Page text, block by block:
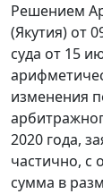
Решением
(Якутия) от
суда от 15
изменения
2020 года,
частично, с
сумма в